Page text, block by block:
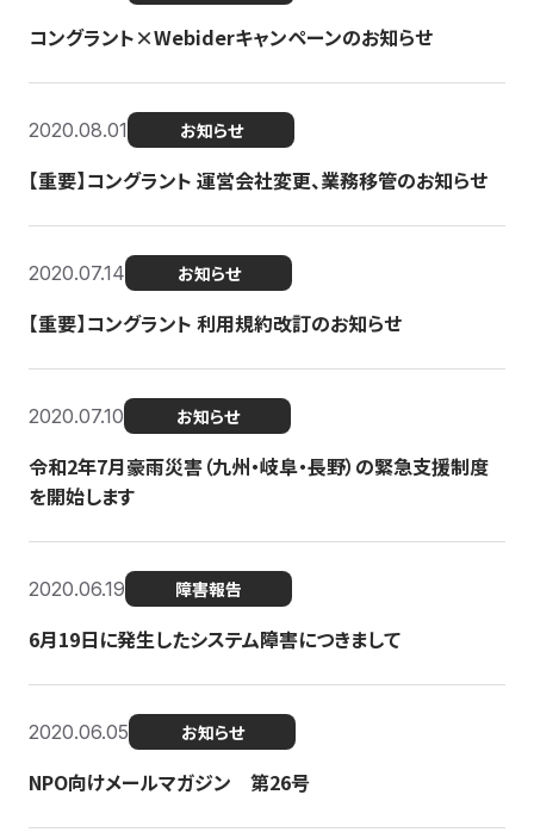
コングラント×Webiderキャンペーンのお知らせ
2020.08.01 お知らせ
【重要】コングラント 運営会社変更、業務移管のお知らせ
2020.07.14 お知らせ
【重要】コングラント 利用規約改訂のお知らせ
2020.07.10 お知らせ
令和2年7月豪雨災害（九州・岐阜・長野）の緊急支援制度
を開始します
2020.06.19 障害報告
6月19日に発生したシステム障害につきまして
2020.06.05 お知らせ
NPO向けメールマガジン 第26号